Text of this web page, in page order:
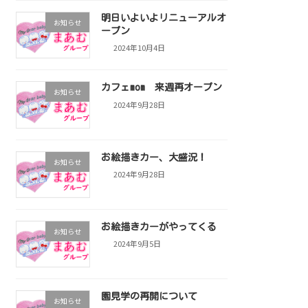
お知らせ
明日いよいよリニューアルオ
ープン
2024年10月4日
お知らせ カフェmom 来週再オープン
2024年9月28日
お知らせ お絵描きカー、大盛況！
2024年9月28日
お知らせ お絵描きカーがやってくる
2024年9月5日
お知らせ 園見学の再開について